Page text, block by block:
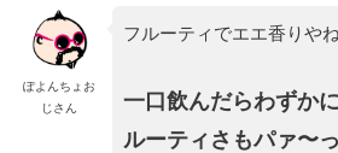
ぽよんちょお
じさん
フルーティでエエ香りや
一口飲んだらわずか
ルーティさもパァ〜